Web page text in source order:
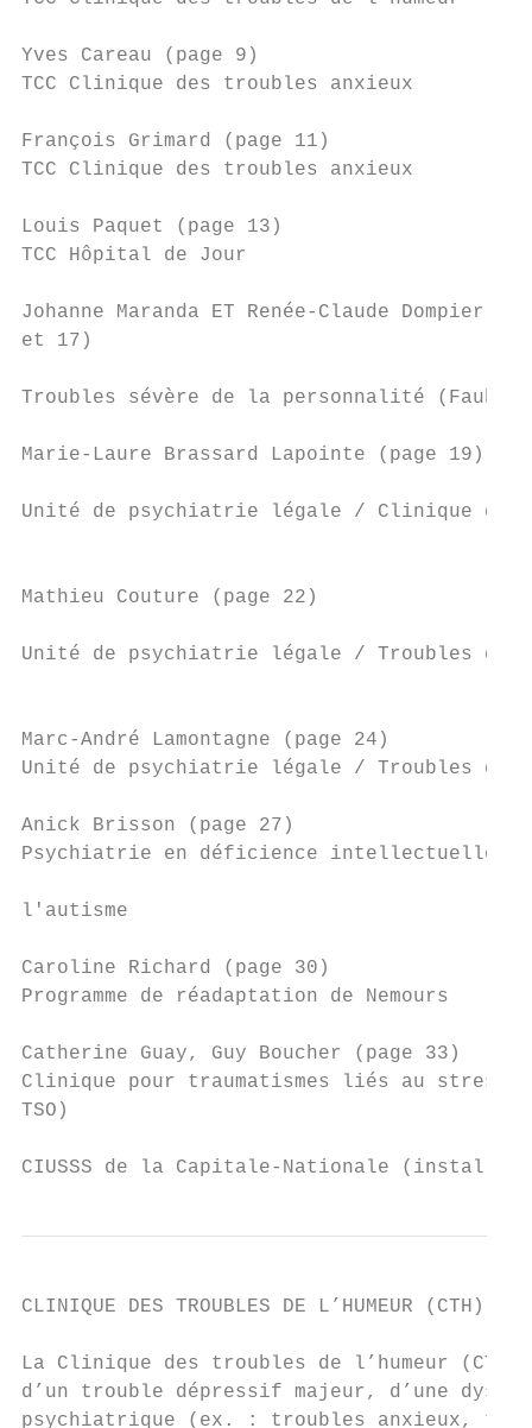
Yves Careau (page 9)
TCC Clinique des troubles anxieux
François Grimard (page 11)
TCC Clinique des troubles anxieux
Louis Paquet (page 13)
TCC Hôpital de Jour
Johanne Maranda ET Renée-Claude Dompierre
et 17)
Troubles sévère de la personnalité
Marie-Laure Brassard Lapointe (page 19)
Unité de psychiatrie légale / Clinique de
Mathieu Couture (page 22)
Unité de psychiatrie légale / Troubles du
Marc-André Lamontagne (page 24)
Unité de psychiatrie légale / Troubles
Anick Brisson (page 27)
Psychiatrie en déficience intellectuelle
l'autisme
Caroline Richard (page 30)
Programme de réadaptation de
Catherine Guay, Guy Boucher (page 33)
Clinique pour traumatismes liés au
TSO)
CIUSSS de la Capitale-Nationale
CLINIQUE DES TROUBLES DE L’HUMEUR (CTH)
La Clinique des troubles de l’humeur
d’un trouble dépressif majeur, d’une
psychiatrique (ex. : troubles anxieux,